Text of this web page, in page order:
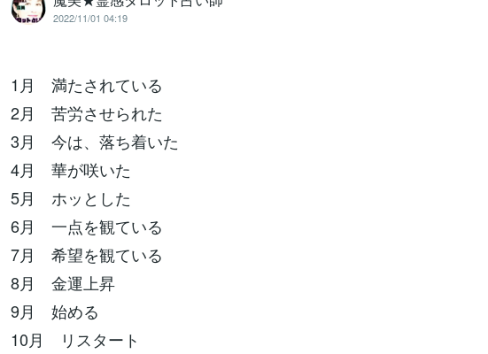
2022/11/01 04:19
1月 満たされている
2月 苦労させられた
3月 今は、落ち着いた
4月 華が咲いた
5月 ホッとした
6月 一点を観ている
7月 希望を観ている
8月 金運上昇
9月 始める
10月 リスタート